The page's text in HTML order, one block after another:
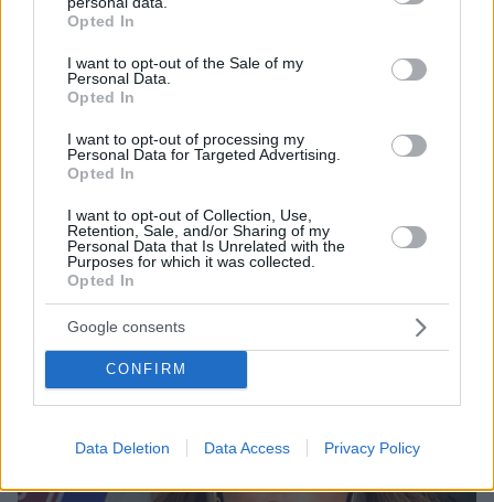
grant or deny consent to Google and its third-party tags to
use your data for below specified purposes in below Google
consent section.
Opted In
I want to opt-out of the Sale of my
Personal Data.
Opted In
I want to opt-out of processing my
Personal Data for Targeted Advertising.
Opted In
I want to opt-out of Collection, Use,
Retention, Sale, and/or Sharing of my
Personal Data that Is Unrelated with the
Purposes for which it was collected.
Opted In
Google consents
CONFIRM
Data Deletion Data Access Privacy Policy
Μαρία Κορινθίου: Ενοχλημένη η παρουσιάστρια - «Έχω
χάσει την υπομονή μου με το "Πρωινό"»
εκπομπή κι αφού δεν κάνουν υπομονή, δεν κάνω κι
εγώ» δήλωσε